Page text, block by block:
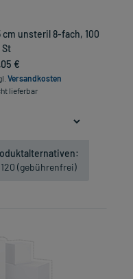
unsteril 8-fach, 100
St
€
Versandkosten
lieferbar
(gebührenfrei)